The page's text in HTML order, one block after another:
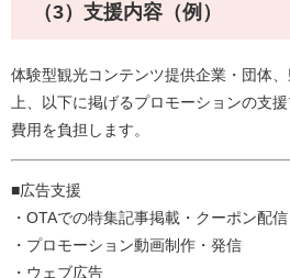
（3）支援内容（例）
体験型観光コンテンツ提供企業・団体
上、以下に掲げるプロモーションの支
費用を負担します。
■広告支援
・OTAでの特集記事掲載・クーポン配信
・プロモーション動画制作・発信
・ウェブ広告